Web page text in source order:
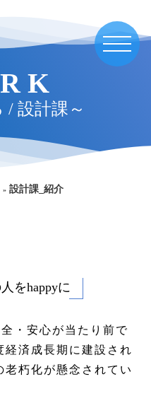
R K
/ 設計課～
» 設計課_紹介
をhappyに
・安心が当たり前で
済成長期に建設され
朽化が懸念されてい